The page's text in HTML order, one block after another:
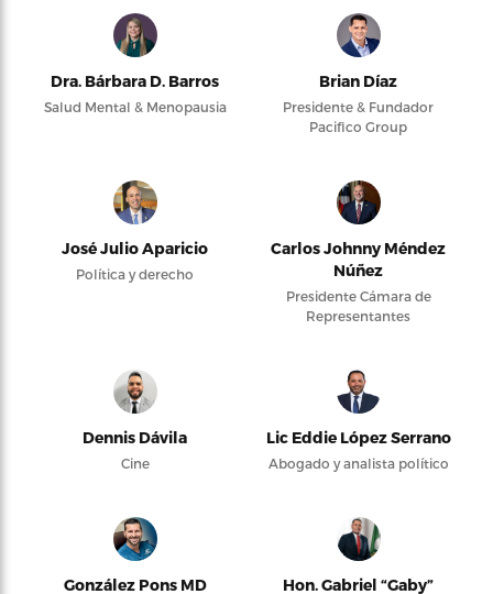
Dra. Bárbara D. Barros
Salud Mental & Menopausia
Brian Díaz
Presidente & Fundador
Pacifico Group
José Julio Aparicio
Política y derecho
Carlos Johnny Méndez
Núñez
Presidente Cámara de
Representantes
Dennis Dávila
Cine
Lic Eddie López Serrano
Abogado y analista político
González Pons MD
Hon. Gabriel “Gaby”